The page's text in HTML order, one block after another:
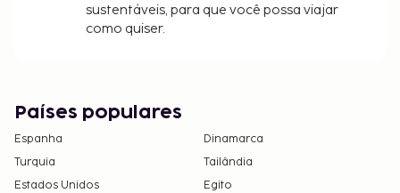
sustentáveis, para que você possa viajar
como quiser.
Países populares
Espanha
Dinamarca
Turquia
Tailândia
Estados Unidos
Egito